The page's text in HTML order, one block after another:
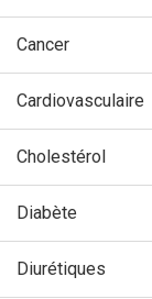
Cancer
Cardiovasculaire
Cholestérol
Diabète
Diurétiques